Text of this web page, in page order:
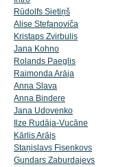
Rūdolfs Sietiņš
Alise Stefanoviča
Kristaps Zvirbulis
Jana Kohno
Rolands Paeglis
Raimonda Arāja
Anna Slava
Anna Bindere
Jana Udovenko
Ilze Rudāja-Vucāne
Kārlis Arājs
Staņislavs Fisenkovs
Gundars Zaburdajevs